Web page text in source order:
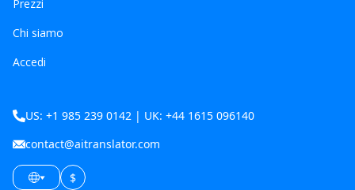
Prezzi
Chi siamo
Accedi
US: +1 985 239 0142 | UK: +44 1615 096140
contact@aitranslator.com
$